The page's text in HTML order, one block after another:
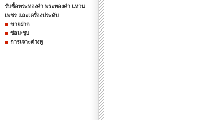
รับซื้อพระทองคำ พระทองคำ แหวน
เพชร และเครื่องประดับ
ขายฝาก
ซ่อม/ชุบ
การเจาะต่างหู